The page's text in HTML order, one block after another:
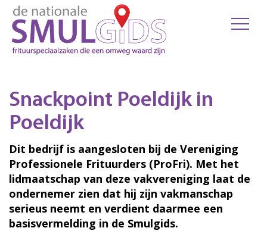
Snackpoint Poeldijk in
Poeldijk
Dit bedrijf is aangesloten bij de Vereniging
Professionele Frituurders (ProFri). Met het
lidmaatschap van deze vakvereniging laat de
ondernemer zien dat hij zijn vakmanschap
serieus neemt en verdient daarmee een
basisvermelding in de Smulgids.